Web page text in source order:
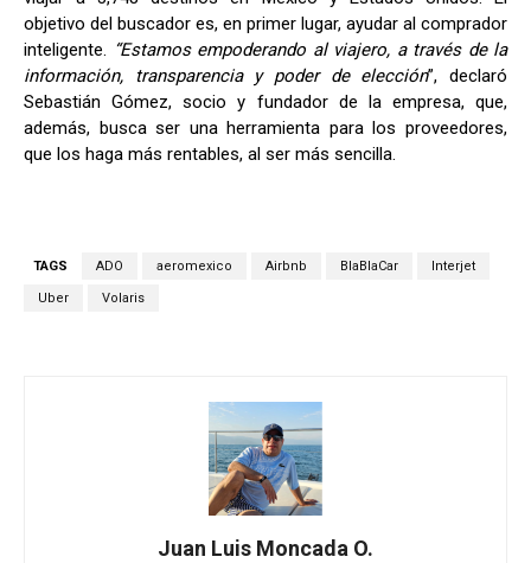
objetivo del buscador es, en primer lugar, ayudar al comprador
inteligente. “Estamos empoderando al viajero, a través de la
información, transparencia y poder de elección”, declaró
Sebastián Gómez, socio y fundador de la empresa, que,
además, busca ser una herramienta para los proveedores,
que los haga más rentables, al ser más sencilla.
TAGS ADO aeromexico Airbnb BlaBlaCar Interjet
Uber Volaris
Juan Luis Moncada O.